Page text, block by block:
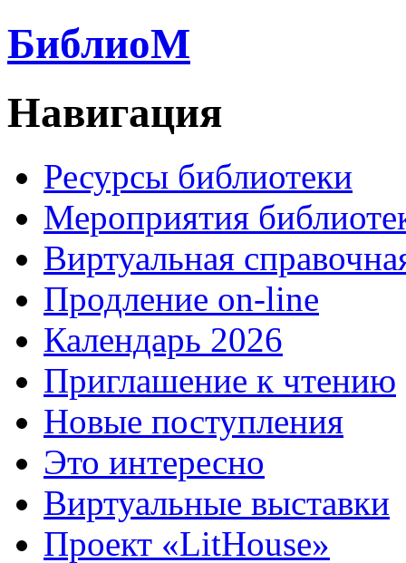
БиблиоМ
Навигация
Ресурсы библиотеки
Мероприятия
Виртуальная
Продление on-line
Календарь 2026
Приглашение к чтению
Новые поступления
Это интересно
Виртуальные выставки
Проект «LitHouse»